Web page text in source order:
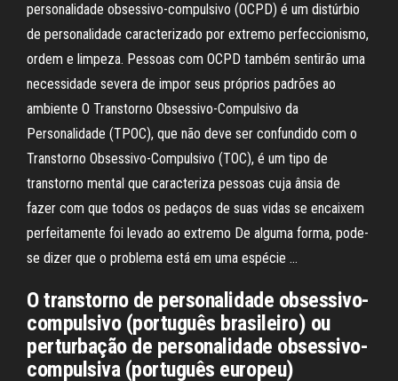
personalidade obsessivo-compulsivo (OCPD) é um distúrbio
de personalidade caracterizado por extremo perfeccionismo,
ordem e limpeza. Pessoas com OCPD também sentirão uma
necessidade severa de impor seus próprios padrões ao
ambiente O Transtorno Obsessivo-Compulsivo da
Personalidade (TPOC), que não deve ser confundido com o
Transtorno Obsessivo-Compulsivo (TOC), é um tipo de
transtorno mental que caracteriza pessoas cuja ânsia de
fazer com que todos os pedaços de suas vidas se encaixem
perfeitamente foi levado ao extremo De alguma forma, pode-
se dizer que o problema está em uma espécie …
O transtorno de personalidade obsessivo-
compulsivo (português brasileiro) ou
perturbação de personalidade obsessivo-
compulsiva (português europeu)